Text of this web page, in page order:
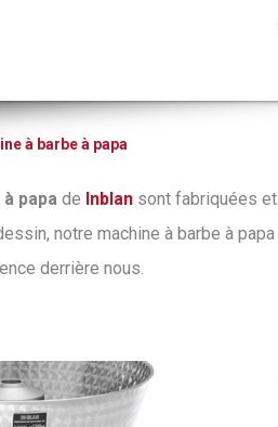
à barbe à papa
papa de Inblan sont fabriquées
notre machine à barbe à
derrière nous.